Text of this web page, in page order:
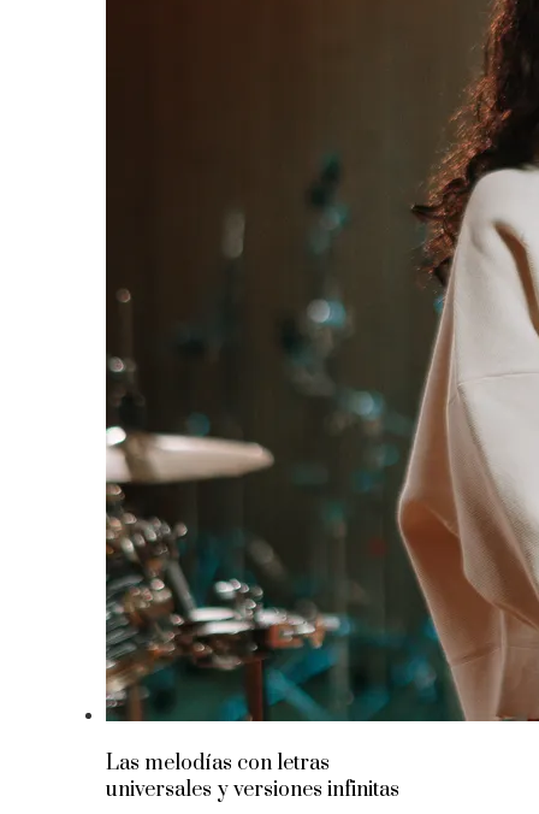
Las melodías con letras
universales y versiones infinitas